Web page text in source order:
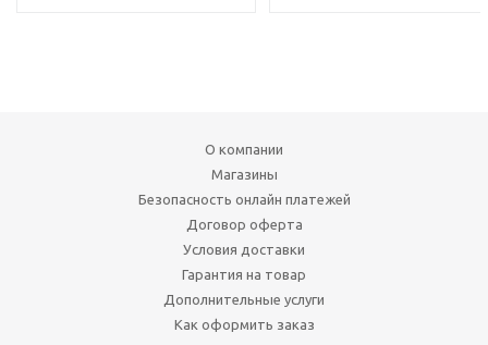
О компании
Магазины
Безопасность онлайн платежей
Договор оферта
Условия доставки
Гарантия на товар
Дополнительные услуги
Как оформить заказ